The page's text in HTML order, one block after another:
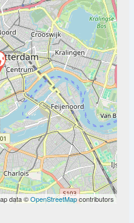
data ©OpenStreetMapcontributors